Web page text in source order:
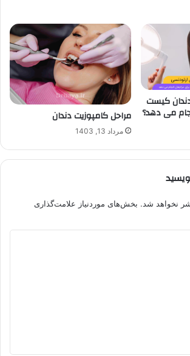
کیست
می دهد؟ مراحل کامپوزیت دندان
مرداد 13, 1403
نخواهد شد. بخش‌های موردنیاز علامت‌گذاری